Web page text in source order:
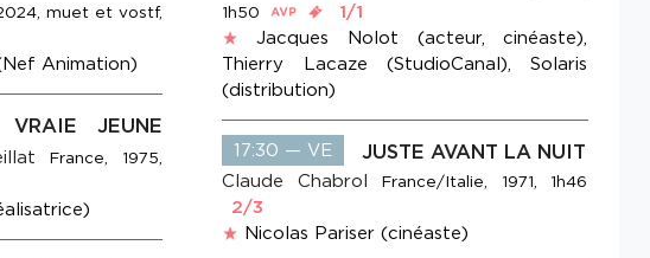
muet et vostf,
Animation)
VRAIE JEUNE
France, 1975,
1h50
1/1
Jacques Nolot (acteur, cinéaste),
Thierry Lacaze (StudioCanal), Solaris
(distribution)
17:30 — VE JUSTE AVANT LA NUIT
Claude Chabrol France/Italie, 1971, 1h46
2/3
Nicolas Pariser (cinéaste)